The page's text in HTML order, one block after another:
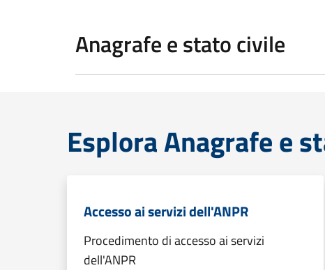
Anagrafe e stato civile
Esplora Anagrafe e
Accesso ai servizi dell'ANPR
Procedimento di accesso ai servizi
dell'ANPR